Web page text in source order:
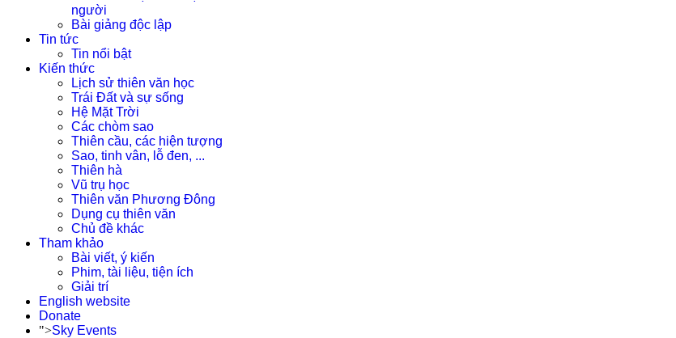
người
Bài giảng độc lập
Tin tức
Tin nổi bật
Kiến thức
Lịch sử thiên văn học
Trái Đất và sự sống
Hệ Mặt Trời
Các chòm sao
Thiên cầu, các hiện tượng
Sao, tinh vân, lỗ đen, ...
Thiên hà
Vũ trụ học
Thiên văn Phương Đông
Dụng cụ thiên văn
Chủ đề khác
Tham khảo
Bài viết, ý kiến
Phim, tài liệu, tiện ích
Giải trí
English website
Donate
">Sky Events